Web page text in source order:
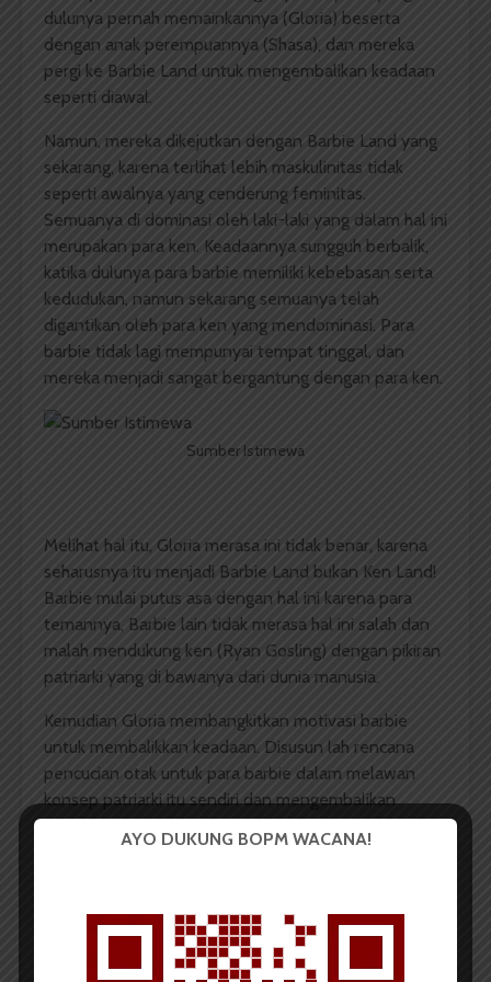
dulunya pernah memainkannya (Gloria) beserta
dengan anak perempuannya (Shasa), dan mereka
pergi ke Barbie Land untuk mengembalikan keadaan
seperti diawal.
Namun, mereka dikejutkan dengan Barbie Land yang
sekarang, karena terlihat lebih maskulinitas tidak
seperti awalnya yang cenderung feminitas.
Semuanya di dominasi oleh laki-laki yang dalam hal ini
merupakan para ken. Keadaannya sungguh berbalik,
katika dulunya para barbie memiliki kebebasan serta
kedudukan, namun sekarang semuanya telah
digantikan oleh para ken yang mendominasi. Para
barbie tidak lagi mempunyai tempat tinggal, dan
mereka menjadi sangat bergantung dengan para ken.
Sumber Istimewa
Melihat hal itu, Gloria merasa ini tidak benar, karena
seharusnya itu menjadi Barbie Land bukan Ken Land!
Barbie mulai putus asa dengan hal ini karena para
temannya, Barbie lain tidak merasa hal ini salah dan
malah mendukung ken (Ryan Gosling) dengan pikiran
patriarki yang di bawanya dari dunia manusia.
Kemudian Gloria membangkitkan motivasi barbie
untuk membalikkan keadaan. Disusun lah rencana
pencucian otak untuk para barbie dalam melawan
konsep patriarki itu sendiri dan mengembalikan
Pada saat pencucian otak itu sendiri, banyak sekali
pesan yang sangat dalam maknanya. Mengenai
AYO DUKUNG BOPM WACANA!